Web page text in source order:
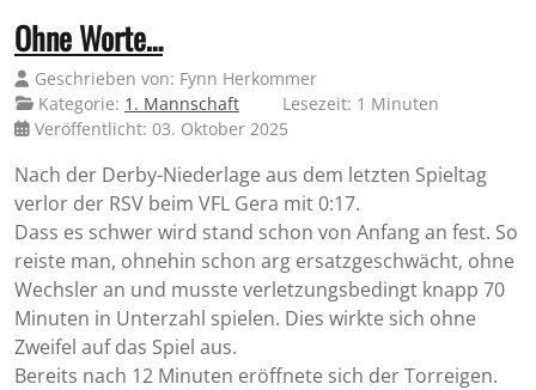
Ohne Worte…
Geschrieben von: Fynn Herkommer
Kategorie: 1. Mannschaft
Lesezeit: 1 Minuten
Veröffentlicht: 03. Oktober 2025
Nach der Derby-Niederlage aus dem letzten Spieltag
verlor der RSV beim VFL Gera mit 0:17.
Dass es schwer wird stand schon von Anfang an fest. So
reiste man, ohnehin schon arg ersatzgeschwächt, ohne
Wechsler an und musste verletzungsbedingt knapp 70
Minuten in Unterzahl spielen. Dies wirkte sich ohne
Zweifel auf das Spiel aus.
Bereits nach 12 Minuten eröffnete sich der Torreigen.